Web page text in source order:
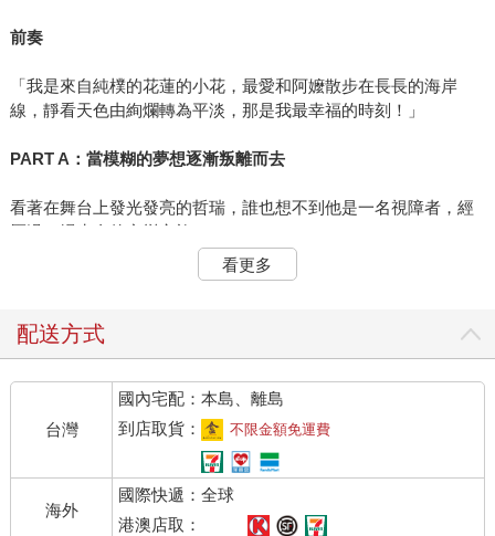
前奏
「我是來自純樸的花蓮的小花，最愛和阿嬤散步在長長的海岸
線，靜看天色由絢爛轉為平淡，那是我最幸福的時刻！」
PART A：當模糊的夢想逐漸叛離而去
看著在舞台上發光發亮的哲瑞，誰也想不到他是一名視障者，經
歷過一場生命的突變之旅。
「哲瑞，你給我過來！」耳邊傳來惡狠狠的口氣，艱困生活中，
間，他沒有逃跑，為了生命中最重要的家人──阿嬤，因此當別人
對我最好，怕我餓著怕我感冒」這首自創曲。
2003年，SARS風暴瀰漫全台那年，就讀高一的哲瑞視力漸漸模
糊，原本以為只是近視加深。
「唉，這可能沒辦法治療喔！」當醫生從報告中抬起頭，閃爍的
目光凝視著他，搖頭嘆氣說著，彷彿一股無形力量把他推入絕望
看更多
配送方式
台灣
國內宅配：本島、離島
到店取貨：
不限金額免運費
海外
國際快遞：全球
港澳店取：